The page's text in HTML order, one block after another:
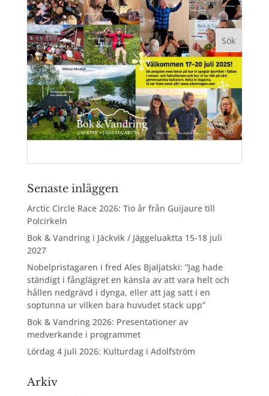
Senaste inläggen
Arctic Circle Race 2026: Tio år från Guijaure till
Polcirkeln
Bok & Vandring i Jäckvik / Jäggeluaktta 15-18 juli
2027
Nobelpristagaren i fred Ales Bjaljatski: ”Jag hade
ständigt i fånglägret en känsla av att vara helt och
hållen nedgrävd i dynga, eller att jag satt i en
soptunna ur vilken bara huvudet stack upp”
Bok & Vandring 2026: Presentationer av
medverkande i programmet
Lördag 4 juli 2026: Kulturdag i Adolfström
Arkiv